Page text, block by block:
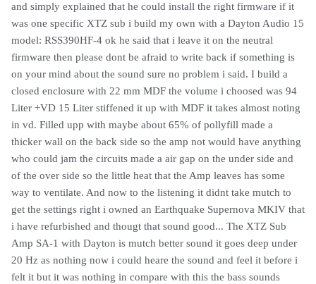
and simply explained that he could install the right firmware if it
was one specific XTZ sub i build my own with a Dayton Audio 15
model: RSS390HF-4 ok he said that i leave it on the neutral
firmware then please dont be afraid to write back if something is
on your mind about the sound sure no problem i said. I build a
closed enclosure with 22 mm MDF the volume i choosed was 94
Liter +VD 15 Liter stiffened it up with MDF it takes almost noting
in vd. Filled upp with maybe about 65% of pollyfill made a
thicker wall on the back side so the amp not would have anything
who could jam the circuits made a air gap on the under side and
of the over side so the little heat that the Amp leaves has some
way to ventilate. And now to the listening it didnt take mutch to
get the settings right i owned an Earthquake Supernova MKIV that
i have refurbished and thougt that sound good... The XTZ Sub
Amp SA-1 with Dayton is mutch better sound it goes deep under
20 Hz as nothing now i could heare the sound and feel it before i
felt it but it was nothing in compare with this the bass sounds